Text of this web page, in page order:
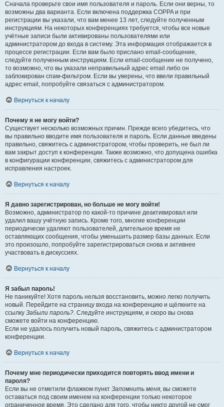
Сначала проверьте свои имя пользователя и пароль. Если они верны, то
возможны два варианта. Если включена поддержка COPPA и при
регистрации вы указали, что вам менее 13 лет, следуйте полученным
инструкциям. На некоторых конференциях требуется, чтобы все новые
учётные записи были активированы пользователями или
администратором до входа в систему. Эта информация отображается в
процессе регистрации. Если вам было прислано email-сообщение,
следуйте полученным инструкциям. Если email-сообщение не получено,
то возможно, что вы указали неправильный адрес email либо он
заблокирован спам-фильтром. Если вы уверены, что ввели правильный
адрес email, попробуйте связаться с администратором.
Вернуться к началу
Почему я не могу войти?
Существует несколько возможных причин. Прежде всего убедитесь, что
вы правильно вводите имя пользователя и пароль. Если данные введены
правильно, свяжитесь с администратором, чтобы проверить, не был ли
вам закрыт доступ к конференции. Также возможно, что допущена ошибка
в конфигурации конференции, свяжитесь с администратором для
исправления настроек.
Вернуться к началу
Я давно зарегистрирован, но больше не могу войти!
Возможно, администратор по какой-то причине деактивировал или
удалил вашу учётную запись. Кроме того, многие конференции
периодически удаляют пользователей, длительное время не
оставляющих сообщения, чтобы уменьшить размер базы данных. Если
это произошло, попробуйте зарегистрироваться снова и активнее
участвовать в дискуссиях.
Вернуться к началу
Я забыл пароль!
Не паникуйте! Хотя пароль нельзя восстановить, можно легко получить
новый. Перейдите на страницу входа на конференцию и щёлкните на
ссылку Забыли пароль?. Следуйте инструкциям, и скоро вы снова
сможете войти на конференцию.
Если не удалось получить новый пароль, свяжитесь с администратором
конференции.
Вернуться к началу
Почему мне периодически приходится повторять ввод имени и
пароля?
Если вы не отметили флажком пункт Запомнить меня, вы сможете
оставаться под своим именем на конференции только некоторое
ограниченное время. Это сделано для того, чтобы никто другой не смог